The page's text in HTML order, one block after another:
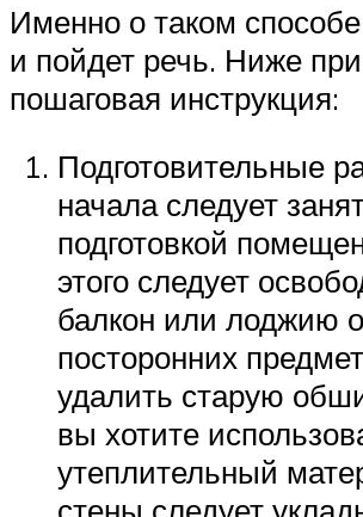
Именно о таком способе
и пойдет речь. Ниже
пошаговая инструкция:
Подготовительные
начала следует
подготовкой
этого следует
балкон или лоджию
посторонних
удалить старую
вы хотите
утеплительный